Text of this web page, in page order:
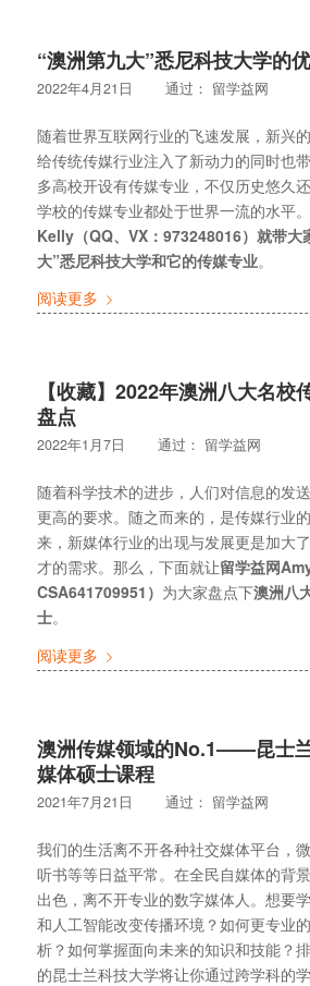
“澳洲第九大”悉尼科技大学的
2022年4月21日 通过： 留学益网
随着世界互联网行业的飞速发展，新兴
给传统传媒行业注入了新动力的同时也
多高校开设有传媒专业，不仅历史悠久
学校的传媒专业都处于世界一流的水平。
Kelly（QQ、VX：973248016）就带大
大”悉尼科技大学和它的传媒专业。
阅读更多
【收藏】2022年澳洲八大名校
盘点
2022年1月7日 通过： 留学益网
随着科学技术的进步，人们对信息的发
更高的要求。随之而来的，是传媒行业
来，新媒体行业的出现与发展更是加大
才的需求。那么，下面就让留学益网
CSA641709951） 为大家盘点下澳洲八
士。
阅读更多
澳洲传媒领域的No.1——昆士
媒体硕士课程
2021年7月21日 通过： 留学益网
我们的生活离不开各种社交媒体平台，
听书等等日益平常。在全民自媒体的背
出色，离不开专业的数字媒体人。想要
和人工智能改变传播环境？如何更专业
析？如何掌握面向未来的知识和技能？
的昆士兰科技大学将让你通过跨学科的